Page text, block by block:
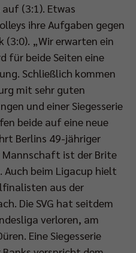
(3:1). Etwas
ihre Aufgaben gegen
(3:0). „Wir erwarten ein
für beide Seiten eine
Schließlich kommen
mit sehr guten
und einer Siegesserie
beide auf eine neue
Berlins 49-jähriger
Mannschaft ist der Brite
Auch beim Ligacup hielt
aus der
Die SVG hat seitdem
verloren, am
Eine Siegesserie